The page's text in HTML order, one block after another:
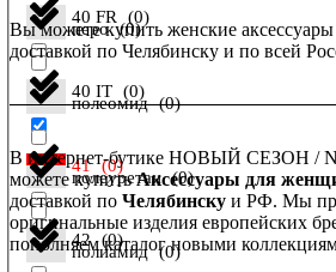
40 FR (0)
40 IT (0)
41 (0)
42 (0)
перо (0)
полеомид (0)
полеуретан (0)
полиамид (0)
Вы можете купить женские аксессуары
доставкой по Челябинску и по всей
В интернет-бутике НОВЫЙ СЕЗОН /
можете купитьАксессуары для
доставкой по Челябинску и РФ. Мы
оригинальные изделия европейских
пополняем каталог новыми